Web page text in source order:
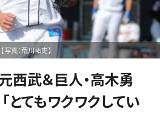
真：荒川祐史】
西武＆巨人・高木勇
てもワクワクしてい